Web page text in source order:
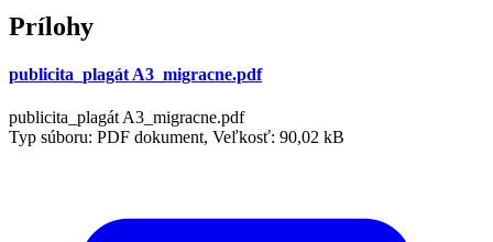
Prílohy
publicita_plagát A3_migracne.pdf
publicita_plagát A3_migracne.pdf
Typ súboru: PDF dokument, Veľkosť: 90,02 kB